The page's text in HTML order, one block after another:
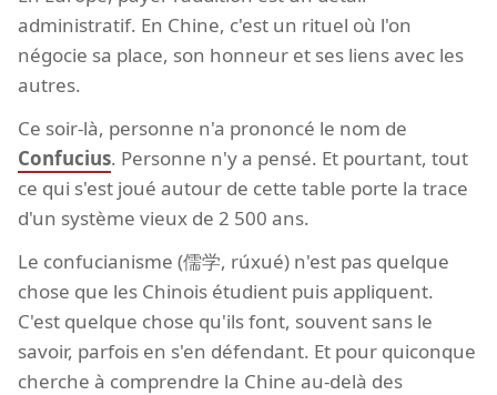
administratif. En Chine, c'est un rituel où l'on
négocie sa place, son honneur et ses liens avec les
autres.
Ce soir-là, personne n'a prononcé le nom de
Confucius. Personne n'y a pensé. Et pourtant, tout
ce qui s'est joué autour de cette table porte la trace
d'un système vieux de 2 500 ans.
Le confucianisme (儒学, rúxué) n'est pas quelque
chose que les Chinois étudient puis appliquent.
C'est quelque chose qu'ils font, souvent sans le
savoir, parfois en s'en défendant. Et pour quiconque
cherche à comprendre la Chine au-delà des